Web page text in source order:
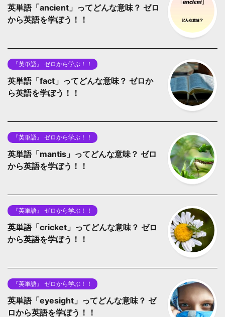
英単語「ancient」ってどんな意味？ ゼロ
から英語を学ぼう！！
『英単語』 ゼロから学ぶ！！
英単語「fact」ってどんな意味？ ゼロか
ら英語を学ぼう！！
『英単語』 ゼロから学ぶ！！
英単語「mantis」ってどんな意味？ ゼロ
から英語を学ぼう！！
『英単語』 ゼロから学ぶ！！
英単語「cricket」ってどんな意味？ ゼロ
から英語を学ぼう！！
『英単語』 ゼロから学ぶ！！
英単語「eyesight」ってどんな意味？ ゼ
ロから英語を学ぼう！！